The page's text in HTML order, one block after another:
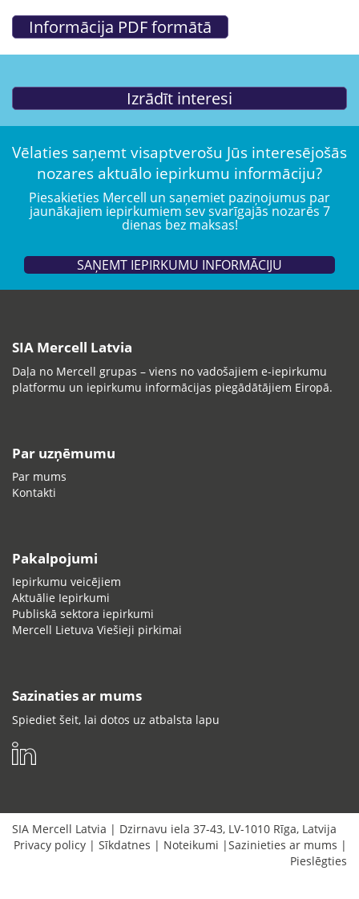
Vēlaties saņemt visaptverošu Jūs interesējošās
nozares aktuālo iepirkumu informāciju?
Piesakieties Mercell un saņemiet paziņojumus par
jaunākajiem iepirkumiem sev svarīgajās nozarēs 7
dienas bez maksas!
SAŅEMT IEPIRKUMU INFORMĀCIJU
SIA Mercell Latvia
Daļa no Mercell grupas – viens no vadošajiem e-iepirkumu
platformu un iepirkumu informācijas piegādātājiem Eiropā.
Par uzņēmumu
Par mums
Kontakti
Pakalpojumi
Iepirkumu veicējiem
Aktuālie Iepirkumi
Publiskā sektora iepirkumi
Mercell Lietuva Viešieji pirkimai
Sazinaties ar mums
Spiediet šeit, lai dotos uz atbalsta lapu
SIA Mercell Latvia | Dzirnavu iela 37-43, LV-1010 Rīga, Latvija
Privacy policy | Sīkdatnes | Noteikumi |Sazinieties ar mums |
Pieslēgties